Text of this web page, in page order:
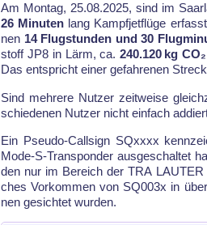
Am Montag, 25.08.2025, sind im
26 Minuten lang Kampf­jet­flü­ge
nen 14 Flugstunden und 30
stoff JP8 in Lärm, ca.240.120 kg CO₂
Das ent­spricht ei­ner ge­fah­re­nen
Sind meh­re­re Nut­zer zeit­wei­se
schiede­nen Nut­zer nicht ein­fach
Ein Pseu­do-Call­sign SQxxxx
Mode-S-Trans­pon­der aus­ge­schal­tet
den nur im Be­reich der TRA
ches Vor­kom­men von SQ003x in
nen ge­sich­tet wur­den.